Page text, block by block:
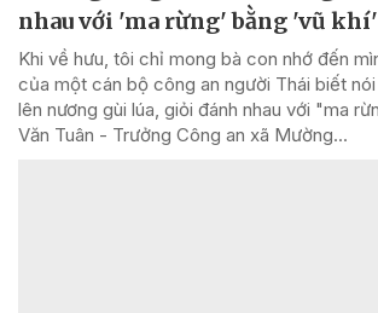
nhau với 'ma rừng' bằng 'vũ
Khi về hưu, tôi chỉ mong bà con nhớ đến
của một cán bộ công an người Thái biết
lên nương gùi lúa, giỏi đánh nhau với "ma
Văn Tuân - Trưởng Công an xã Mường...